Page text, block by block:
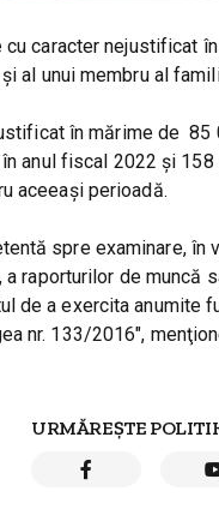
caracter nejustificat
al unui membru al
în mărime de 85
anul fiscal 2022 şi 158
aceeași perioadă.
spre examinare, în
raporturilor de muncă
de a exercita anumite
nr. 133/2016",
URMĂREȘTE